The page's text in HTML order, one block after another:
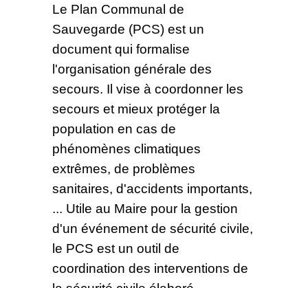
Le Plan Communal de
Sauvegarde (PCS) est un
document qui formalise
l'organisation générale des
secours. Il vise à coordonner les
secours et mieux protéger la
population en cas de
phénomènes climatiques
extrêmes, de problèmes
sanitaires, d'accidents importants,
... Utile au Maire pour la gestion
d'un événement de sécurité civile,
le PCS est un outil de
coordination des interventions de